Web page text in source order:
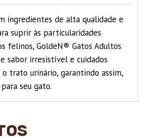
ingredientes de alta qualidade e
suprir às particularidades
felinos, GoldeN® Gatos Adultos
sabor irresistível e cuidados
trato urinário, garantindo assim,
seu gato.